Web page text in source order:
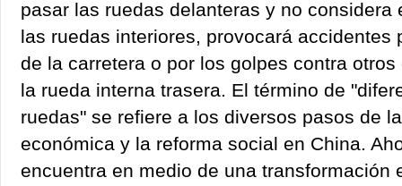
pasar las ruedas delanteras y no considera
las ruedas interiores, provocará accidentes
de la carretera o por los golpes contra
la rueda interna trasera. El término de
ruedas" se refiere a los diversos pasos de
económica y la reforma social en China.
encuentra en medio de una transformación